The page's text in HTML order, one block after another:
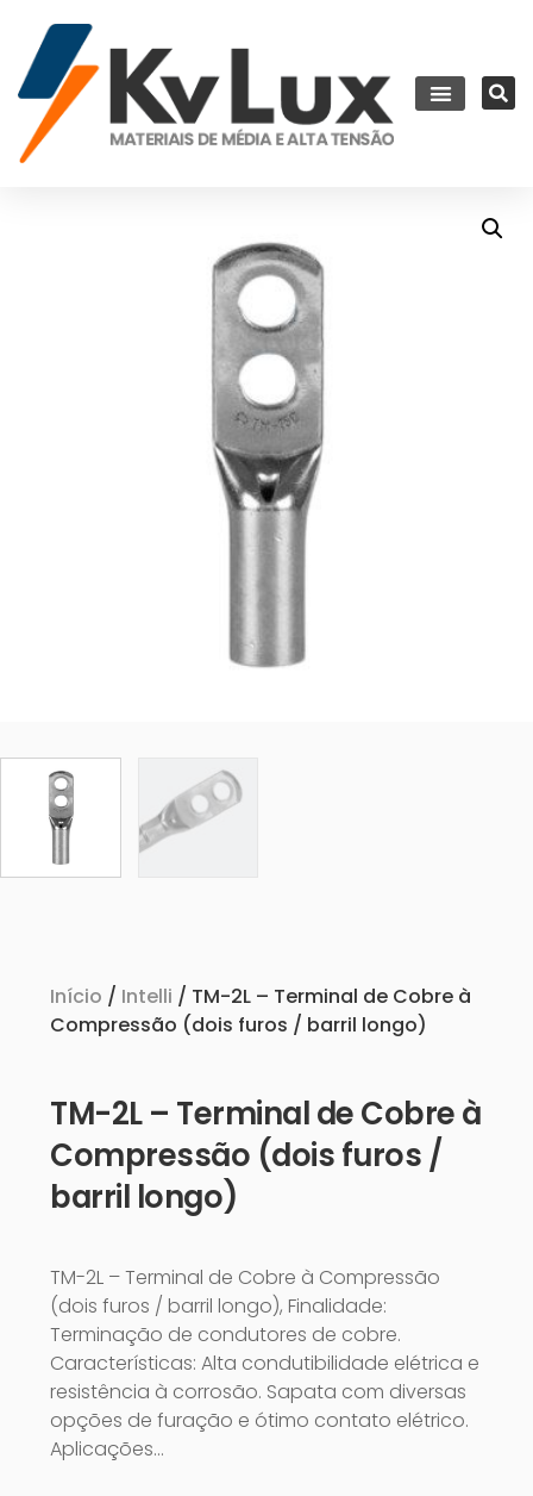
Início / Intelli / TM-2L – Terminal de Cobre à
Compressão (dois furos / barril longo)
TM-2L – Terminal de Cobre à
Compressão (dois furos /
barril longo)
TM-2L – Terminal de Cobre à Compressão
(dois furos / barril longo), Finalidade:
Terminação de condutores de cobre.
Características: Alta condutibilidade elétrica e
resistência à corrosão. Sapata com diversas
opções de furação e ótimo contato elétrico.
Aplicações…